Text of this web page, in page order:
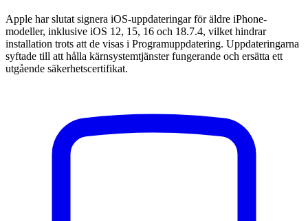
Apple har slutat signera iOS-uppdateringar för äldre iPhone-
modeller, inklusive iOS 12, 15, 16 och 18.7.4, vilket hindrar
installation trots att de visas i Programuppdatering. Uppdateringarna
syftade till att hålla kärnsystemtjänster fungerande och ersätta ett
utgående säkerhetscertifikat.